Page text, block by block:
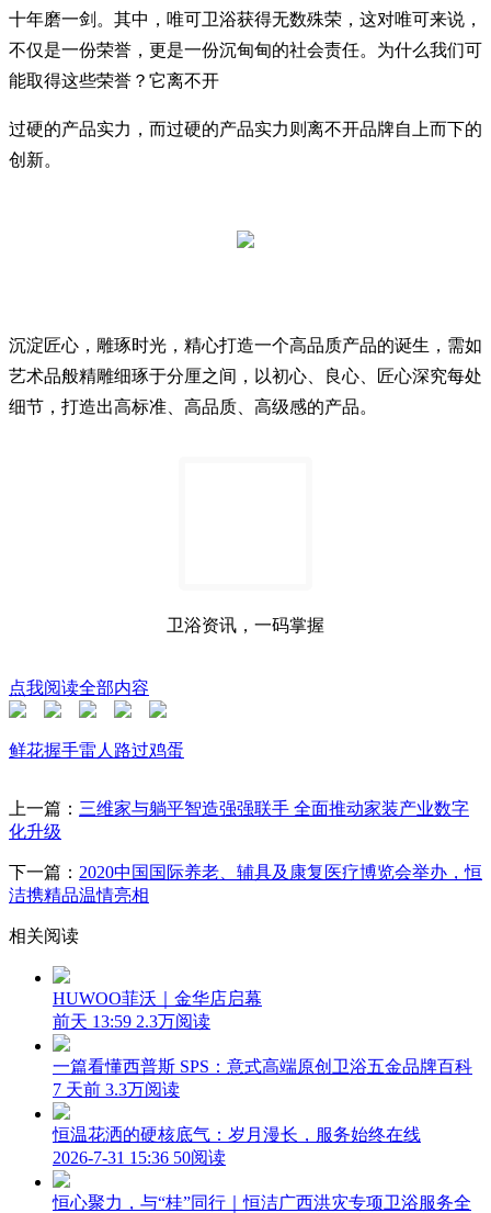
十年磨一剑。其中，唯可卫浴获得无数殊荣，这对唯可来说，
不仅是一份荣誉，更是一份沉甸甸的社会责任。为什么我们可
能取得这些荣誉？它离不开
过硬的产品实力，而过硬的产品实力则离不开品牌自上而下的
创新。
沉淀匠心，雕琢时光，精心打造一个高品质产品的诞生，需如
艺术品般精雕细琢于分厘之间，以初心、良心、匠心深究每处
细节，打造出高标准、高品质、高级感的产品。
卫浴资讯，一码掌握
点我阅读全部内容
鲜花握手雷人 路过鸡蛋
上一篇： 三维家与躺平智造强强联手 全面推动家装产业数字
化升级
下一篇： 2020中国国际养老、辅具及康复医疗博览会举办，恒
洁携精品温情亮相
相关阅读
HUWOO菲沃｜金华店启幕
前天 13:59 2.3万阅读
一篇看懂西普斯 SPS：意式高端原创卫浴五金品牌百科
7 天前 3.3万阅读
恒温花洒的硬核底气：岁月漫长，服务始终在线
2026-7-31 15:36 50阅读
恒心聚力，与“桂”同行｜恒洁广西洪灾专项卫浴服务全